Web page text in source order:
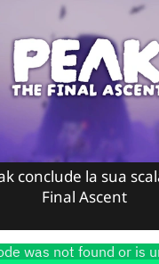
conclude la sua
Final Ascent